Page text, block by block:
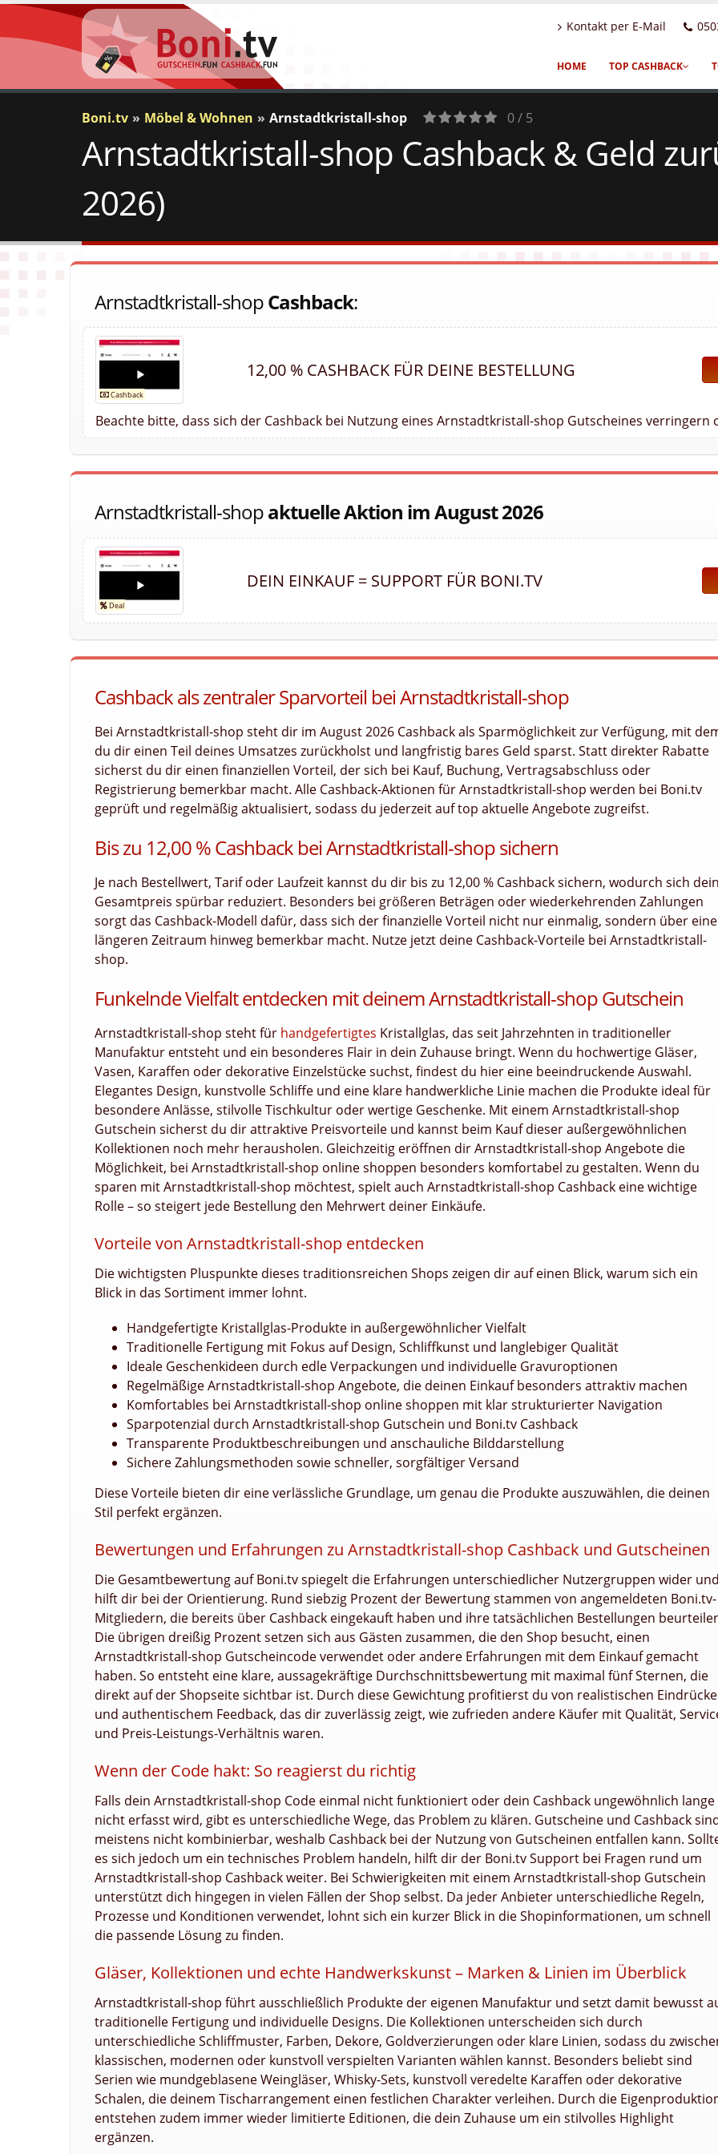
Kontakt per E-Mail
HOME TOP CASHBACK
Boni.tv Möbel & Wohnen Arnstadtkristall-shop
Votes
0 / 5
Arnstadtkristall-shop Cashback & Geld
2026)
Arnstadtkristall-shopCashback:
12,00 % CASHBACK FÜR DEINE BESTELLUNG
Beachte bitte, dass sich der Cashback bei Nutzung eines Arnstadtkristall-shop Gutscheines
Arnstadtkristall-shopaktuelle Aktion im August 2026
DEIN EINKAUF = SUPPORT FÜR BONI.TV
Cashback als zentraler Sparvorteil bei Arnstadtkristall-shop
Bei Arnstadtkristall-shop steht dir im August 2026 Cashback als Sparmöglichkeit zur Verfügung, mit
du dir einen Teil deines Umsatzes zurückholst und langfristig bares Geld sparst. Statt direkter Rabatte
sicherst du dir einen finanziellen Vorteil, der sich bei Kauf, Buchung, Vertragsabschluss oder
Registrierung bemerkbar macht. Alle Cashback-Aktionen für Arnstadtkristall-shop werden bei Boni.tv
geprüft und regelmäßig aktualisiert, sodass du jederzeit auf top aktuelle Angebote zugreifst.
Bis zu 12,00 % Cashback bei Arnstadtkristall-shop sichern
Je nach Bestellwert, Tarif oder Laufzeit kannst du dir bis zu 12,00 % Cashback sichern, wodurch sich dein
Gesamtpreis spürbar reduziert. Besonders bei größeren Beträgen oder wiederkehrenden Zahlungen
sorgt das Cashback-Modell dafür, dass sich der finanzielle Vorteil nicht nur einmalig, sondern über
längeren Zeitraum hinweg bemerkbar macht. Nutze jetzt deine Cashback-Vorteile bei Arnstadtkristall-
shop.
Funkelnde Vielfalt entdecken mit deinem Arnstadtkristall-shop Gutschein
Arnstadtkristall-shop steht für handgefertigtes Kristallglas, das seit Jahrzehnten in traditioneller
Manufaktur entsteht und ein besonderes Flair in dein Zuhause bringt. Wenn du hochwertige Gläser,
Vasen, Karaffen oder dekorative Einzelstücke suchst, findest du hier eine beeindruckende Auswahl.
Elegantes Design, kunstvolle Schliffe und eine klare handwerkliche Linie machen die Produkte ideal für
besondere Anlässe, stilvolle Tischkultur oder wertige Geschenke. Mit einem Arnstadtkristall-shop
Gutschein sicherst du dir attraktive Preisvorteile und kannst beim Kauf dieser außergewöhnlichen
Kollektionen noch mehr herausholen. Gleichzeitig eröffnen dir Arnstadtkristall-shop Angebote die
Möglichkeit, bei Arnstadtkristall-shop online shoppen besonders komfortabel zu gestalten. Wenn du
sparen mit Arnstadtkristall-shop möchtest, spielt auch Arnstadtkristall-shop Cashback eine wichtige
Rolle – so steigert jede Bestellung den Mehrwert deiner Einkäufe.
Vorteile von Arnstadtkristall-shop entdecken
Die wichtigsten Pluspunkte dieses traditionsreichen Shops zeigen dir auf einen Blick, warum sich ein
Blick in das Sortiment immer lohnt.
Handgefertigte Kristallglas-Produkte in außergewöhnlicher Vielfalt
Traditionelle Fertigung mit Fokus auf Design, Schliffkunst und langlebiger Qualität
Ideale Geschenkideen durch edle Verpackungen und individuelle Gravuroptionen
Regelmäßige Arnstadtkristall-shop Angebote, die deinen Einkauf besonders attraktiv machen
Komfortables bei Arnstadtkristall-shop online shoppen mit klar strukturierter Navigation
Sparpotenzial durch Arnstadtkristall-shop Gutschein und Boni.tv Cashback
Transparente Produktbeschreibungen und anschauliche Bilddarstellung
Sichere Zahlungsmethoden sowie schneller, sorgfältiger Versand
Diese Vorteile bieten dir eine verlässliche Grundlage, um genau die Produkte auszuwählen, die deinen
Stil perfekt ergänzen.
Bewertungen und Erfahrungen zu Arnstadtkristall-shop Cashback und Gutscheinen
Die Gesamtbewertung auf Boni.tv spiegelt die Erfahrungen unterschiedlicher Nutzergruppen wider und
hilft dir bei der Orientierung. Rund siebzig Prozent der Bewertung stammen von angemeldeten Boni.tv-
Mitgliedern, die bereits über Cashback eingekauft haben und ihre tatsächlichen Bestellungen
Die übrigen dreißig Prozent setzen sich aus Gästen zusammen, die den Shop besucht, einen
Arnstadtkristall-shop Gutscheincode verwendet oder andere Erfahrungen mit dem Einkauf gemacht
haben. So entsteht eine klare, aussagekräftige Durchschnittsbewertung mit maximal fünf Sternen, die
direkt auf der Shopseite sichtbar ist. Durch diese Gewichtung profitierst du von realistischen
und authentischem Feedback, das dir zuverlässig zeigt, wie zufrieden andere Käufer mit Qualität,
und Preis-Leistungs-Verhältnis waren.
Wenn der Code hakt: So reagierst du richtig
Falls dein Arnstadtkristall-shop Code einmal nicht funktioniert oder dein Cashback ungewöhnlich lange
nicht erfasst wird, gibt es unterschiedliche Wege, das Problem zu klären. Gutscheine und Cashback
meistens nicht kombinierbar, weshalb Cashback bei der Nutzung von Gutscheinen entfallen kann.
es sich jedoch um ein technisches Problem handeln, hilft dir der Boni.tv Support bei Fragen rund um
Arnstadtkristall-shop Cashback weiter. Bei Schwierigkeiten mit einem Arnstadtkristall-shop Gutschein
unterstützt dich hingegen in vielen Fällen der Shop selbst. Da jeder Anbieter unterschiedliche Regeln,
Prozesse und Konditionen verwendet, lohnt sich ein kurzer Blick in die Shopinformationen, um schnell
die passende Lösung zu finden.
Gläser, Kollektionen und echte Handwerkskunst – Marken & Linien im Überblick
Arnstadtkristall-shop führt ausschließlich Produkte der eigenen Manufaktur und setzt damit bewusst
traditionelle Fertigung und individuelle Designs. Die Kollektionen unterscheiden sich durch
unterschiedliche Schliffmuster, Farben, Dekore, Goldverzierungen oder klare Linien, sodass du
klassischen, modernen oder kunstvoll verspielten Varianten wählen kannst. Besonders beliebt sind
Serien wie mundgeblasene Weingläser, Whisky-Sets, kunstvoll veredelte Karaffen oder dekorative
Schalen, die deinem Tischarrangement einen festlichen Charakter verleihen. Durch die
entstehen zudem immer wieder limitierte Editionen, die dein Zuhause um ein stilvolles Highlight
ergänzen.